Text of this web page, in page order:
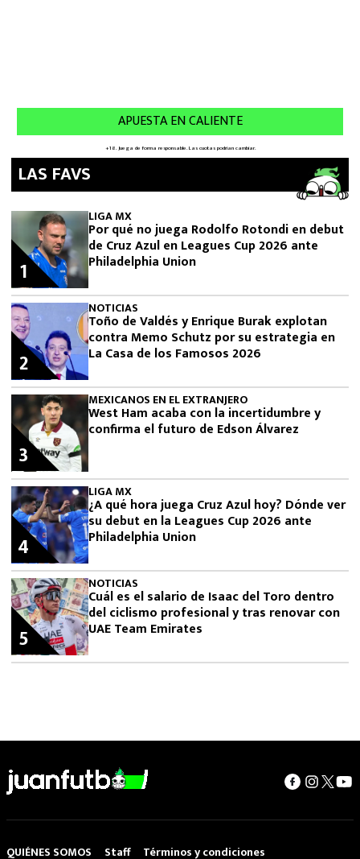
LAS FAVS
LIGA MX
Por qué no juega Rodolfo Rotondi en debut
de Cruz Azul en Leagues Cup 2026 ante
Philadelphia Union
1
NOTICIAS
Toño de Valdés y Enrique Burak explotan
contra Memo Schutz por su estrategia en
La Casa de los Famosos 2026
2
MEXICANOS EN EL EXTRANJERO
West Ham acaba con la incertidumbre y
confirma el futuro de Edson Álvarez
3
LIGA MX
¿A qué hora juega Cruz Azul hoy? Dónde ver
su debut en la Leagues Cup 2026 ante
Philadelphia Union
4
NOTICIAS
Cuál es el salario de Isaac del Toro dentro
del ciclismo profesional y tras renovar con
UAE Team Emirates
5
QUIÉNES SOMOS Staff Términos y condiciones